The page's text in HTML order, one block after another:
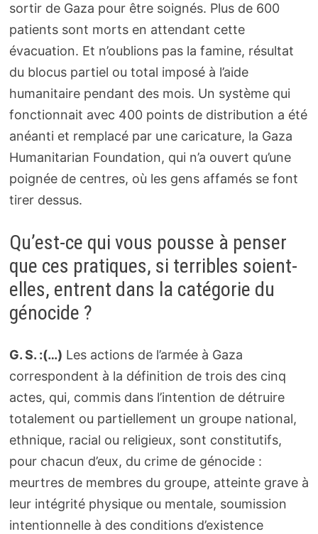
sortir de Gaza pour être soignés. Plus de 600
patients sont morts en attendant cette
évacuation. Et n’oublions pas la famine, résultat
du blocus partiel ou total imposé à l’aide
humanitaire pendant des mois. Un système qui
fonctionnait avec 400 points de distribution a été
anéanti et remplacé par une caricature, la Gaza
Humanitarian Foundation, qui n’a ouvert qu’une
poignée de centres, où les gens affamés se font
tirer dessus.
Qu’est-ce qui vous pousse à penser
que ces pratiques, si terribles soient-
elles, entrent dans la catégorie du
génocide ?
G. S. :(…) Les actions de l’armée à Gaza
correspondent à la définition de trois des cinq
actes, qui, commis dans l’intention de détruire
totalement ou partiellement un groupe national,
ethnique, racial ou religieux, sont constitutifs,
pour chacun d’eux, du crime de génocide :
meurtres de membres du groupe, atteinte grave à
leur intégrité physique ou mentale, soumission
intentionnelle à des conditions d’existence